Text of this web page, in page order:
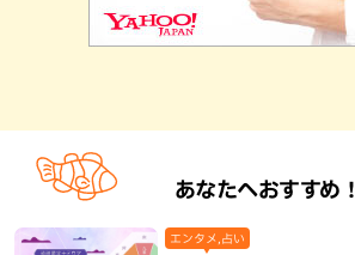
あなたへおすすめ！
エンタメ,占い